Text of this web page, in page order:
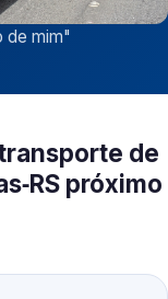
de mim"
de
próximo